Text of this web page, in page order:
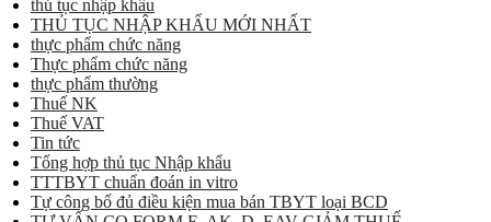
thủ tục nhập khẩu
THỦ TỤC NHẬP KHẨU MỚI NHẤT
thực phẩm chức năng
Thực phẩm chức năng
thực phẩm thường
Thuế NK
Thuế VAT
Tin tức
Tổng hợp thủ tục Nhập khẩu
TTTBYT chuẩn đoán in vitro
Tự công bố đủ điều kiện mua bán TBYT loại BCD